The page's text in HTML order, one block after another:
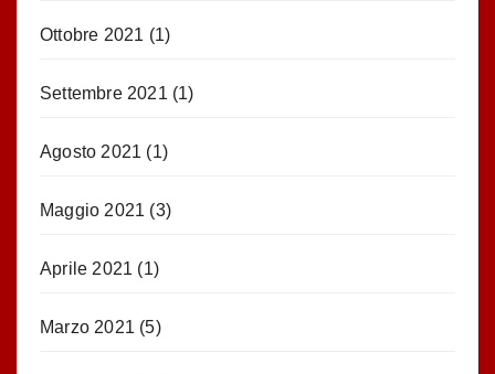
Ottobre 2021 (1)
Settembre 2021 (1)
Agosto 2021 (1)
Maggio 2021 (3)
Aprile 2021 (1)
Marzo 2021 (5)